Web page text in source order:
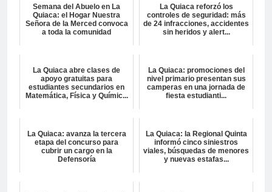
Semana del Abuelo en La
Quiaca: el Hogar Nuestra
Señora de la Merced convoca
a toda la comunidad
La Quiaca reforzó los
controles de seguridad: más
de 24 infracciones, accidentes
sin heridos y alert...
La Quiaca abre clases de
apoyo gratuitas para
estudiantes secundarios en
Matemática, Física y Químic...
La Quiaca: promociones del
nivel primario presentan sus
camperas en una jornada de
fiesta estudianti...
La Quiaca: avanza la tercera
etapa del concurso para
cubrir un cargo en la
Defensoría
La Quiaca: la Regional Quinta
informó cinco siniestros
viales, búsquedas de menores
y nuevas estafas...